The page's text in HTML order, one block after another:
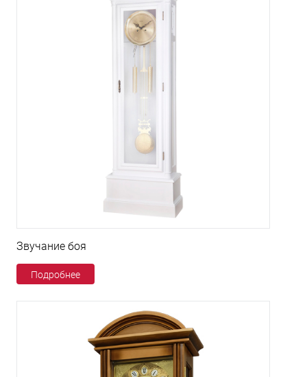
Звучание боя
Подробнее